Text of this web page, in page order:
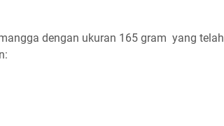
dengan ukuran 165 gram yang telah